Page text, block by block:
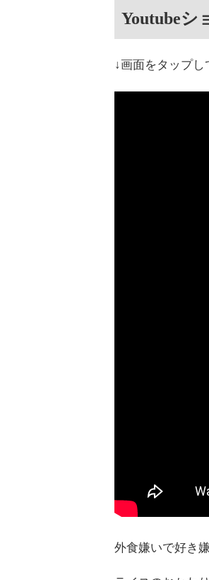
Youtubeシ
↓画面をタップし
外食嫌いで好き